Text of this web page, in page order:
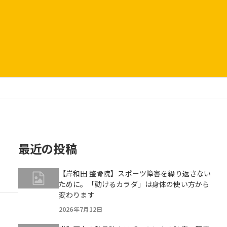
最近の投稿
【岸和田 整骨院】スポーツ障害を繰り返さない
ために。「動けるカラダ」は身体の使い方から
変わります
2026年7月12日